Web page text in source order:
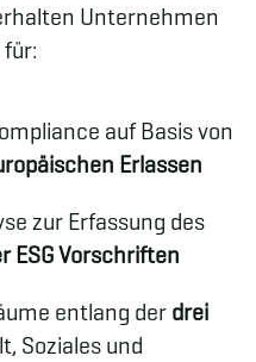
Unternehmen
auf Basis von
Erlassen
zur Erfassung des
ESG Vorschriften
entlang derdrei
Soziales und